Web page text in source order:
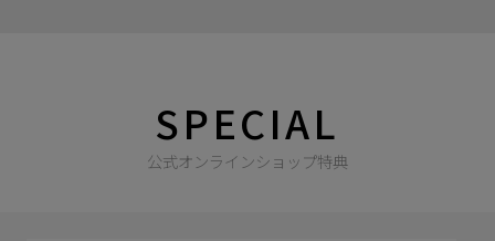
SPECIAL
公式オンラインショップ特典